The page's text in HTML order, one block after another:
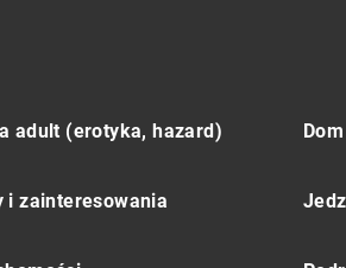
adult (erotyka, hazard)
i zainteresowania